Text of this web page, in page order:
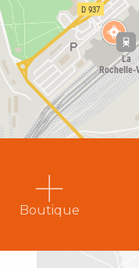
Boutique